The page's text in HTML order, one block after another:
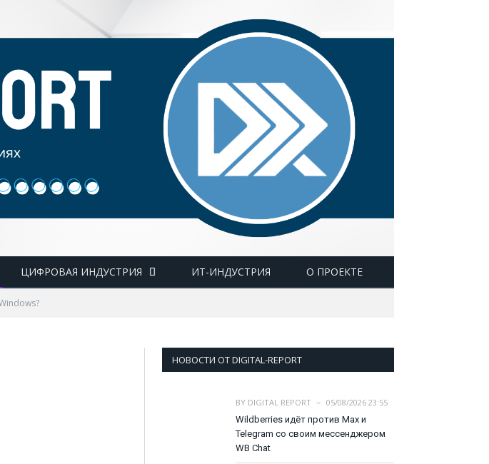
ЦИФРОВАЯ ИНДУСТРИЯ ИТ-ИНДУСТРИЯ О ПРОЕКТЕ
НОВОСТИ ОТ DIGITAL-REPORT
BY DIGITAL REPORT
05/08/2026 23:55
Wildberries идёт против Max и
Telegram со своим мессенджером
WB Chat